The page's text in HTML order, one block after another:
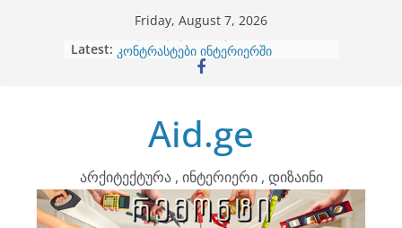
Friday, August 7, 2026
Latest: ბინების გაერთიანება
კონტრასტები ინტერიერში
ინტერიერის დიზიანი
არტემიდი წარმოგიდგენთ
Aid.ge
არქიტექტურა , ინტერიერი , დიზაინი